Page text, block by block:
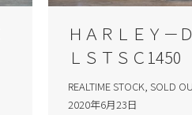
ＨＡＲＬＥＹ－
ＬＳＴＳＣ
REALTIME STOCK SOLD
2020年6月23日